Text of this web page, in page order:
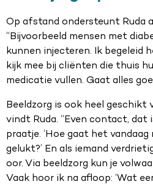
Op afstand ondersteunt Ruda
“Bijvoorbeeld mensen met
kunnen injecteren. Ik begeleid
kijk mee bij cliënten die thuis
medicatie vullen. Gaat alles
Beeldzorg is ook heel geschikt
vindt Ruda. “Even contact, dat
praatje. ‘Hoe gaat het
gelukt?’ En als iemand
oor. Via beeldzorg kun je
Vaak hoor ik na afloop: ‘Wat